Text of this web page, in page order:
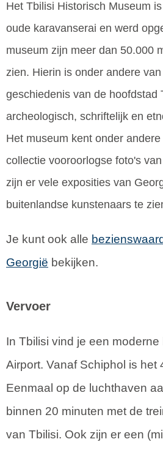
Het Tbilisi Historisch Museum
oude karavanserai en werd
museum zijn meer dan 50.000
zien. Hierin is onder andere
geschiedenis van de hoofdstad
archeologisch, schriftelijk en
Het museum kent onder
collectie vooroorlogse foto's
zijn er vele exposities van
buitenlandse kunstenaars te
Je kunt ook alle
Georgië bekijken.
Vervoer
In Tbilisi vind je een
Airport. Vanaf Schiphol is het
Eenmaal op de luchthaven
binnen 20 minuten met de
van Tbilisi. Ook zijn er een